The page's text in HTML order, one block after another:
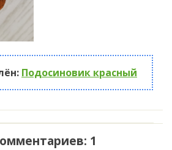
Подосиновик красный
1